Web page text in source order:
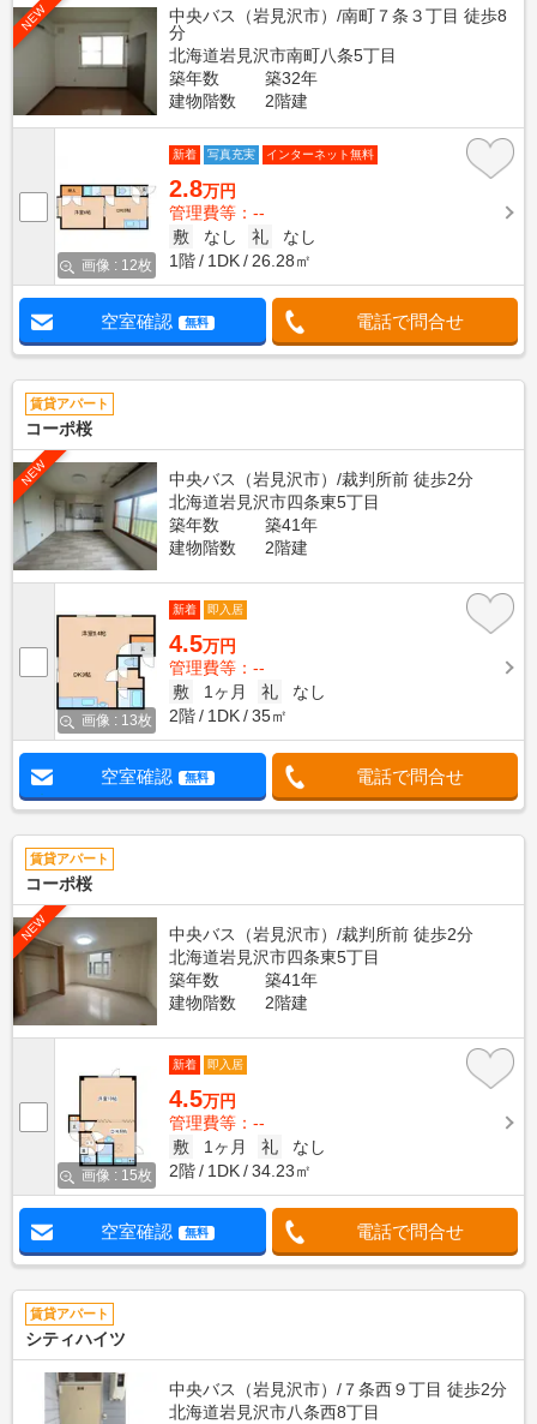
NEW
中央バス（岩見沢市）/南町７条３丁目 徒歩8
分
北海道岩見沢市南町八条5丁目
築年数
築32年
建物階数
2階建
画像 : 12枚
新着 写真充実 インターネット無料
2.8万円
管理費等：--
敷
なし 礼
なし
1階
1DK 26.28㎡
空室確認 無料 電話で問合せ
賃貸アパート
コーポ桜
NEW
中央バス（岩見沢市）/裁判所前 徒歩2分
北海道岩見沢市四条東5丁目
築年数
築41年
建物階数
2階建
画像 : 13枚
新着 即入居
4.5万円
管理費等：--
敷
1ヶ月 礼
なし
2階
1DK 35㎡
空室確認 無料 電話で問合せ
賃貸アパート
コーポ桜
NEW
中央バス（岩見沢市）/裁判所前 徒歩2分
北海道岩見沢市四条東5丁目
築年数
築41年
建物階数
2階建
画像 : 15枚
新着 即入居
4.5万円
管理費等：--
敷
1ヶ月 礼
なし
2階
1DK 34.23㎡
空室確認 無料 電話で問合せ
賃貸アパート
シティハイツ
中央バス（岩見沢市）/７条西９丁目 徒歩2分
北海道岩見沢市八条西8丁目